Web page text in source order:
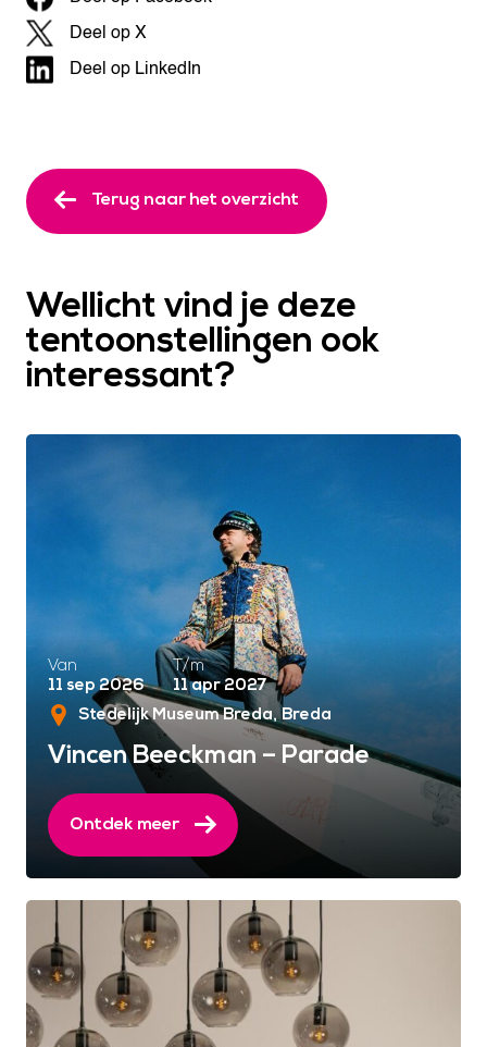
Deel op X
Deel op LinkedIn
Terug naar het overzicht
Wellicht vind je deze
tentoonstellingen ook
interessant?
Van
11 sep 2026
T/m
11 apr 2027
Stedelijk Museum Breda Breda
Vincen Beeckman – Parade
Ontdek meer